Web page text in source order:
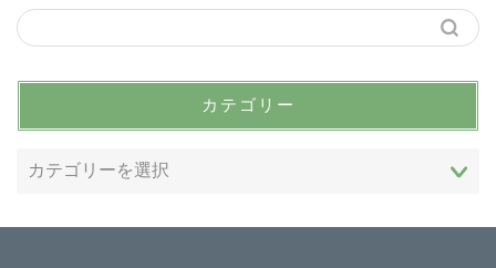
カテゴリー